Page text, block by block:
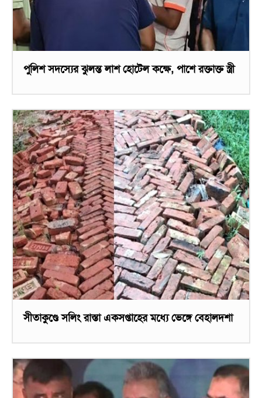
পুলিশ সদস্যের ঝুলন্ত লাশ হোটেল কক্ষে, পাশে রক্তাক্ত স্ত্রী
সীতাকুণ্ডে সলিং রাস্তা একসপ্তাহের মধ্যে ভেঙ্গে বেহালদশা